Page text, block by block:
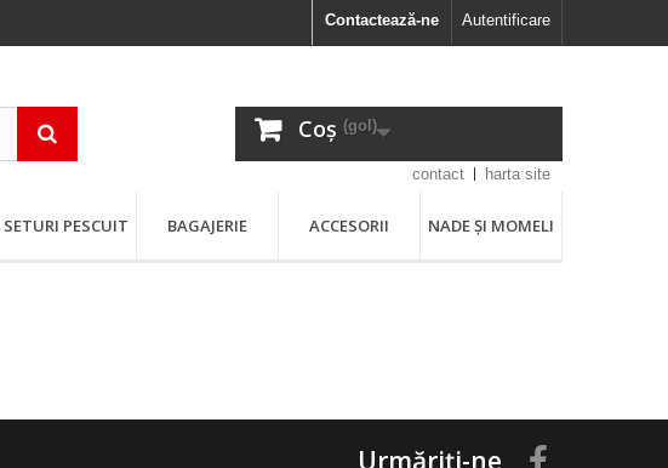
Autentificare
Contactează-ne
Coș (gol)
contact harta site
SETURI PESCUIT BAGAJERIE ACCESORII NADE ȘI MOMELI
Urmăriți-ne